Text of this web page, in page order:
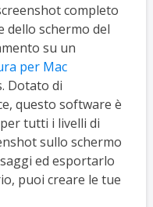
completo
dello schermo del
su un
per Mac
Dotato di
questo software è
tutti i livelli di
sullo schermo
ed esportarlo
puoi creare le tue